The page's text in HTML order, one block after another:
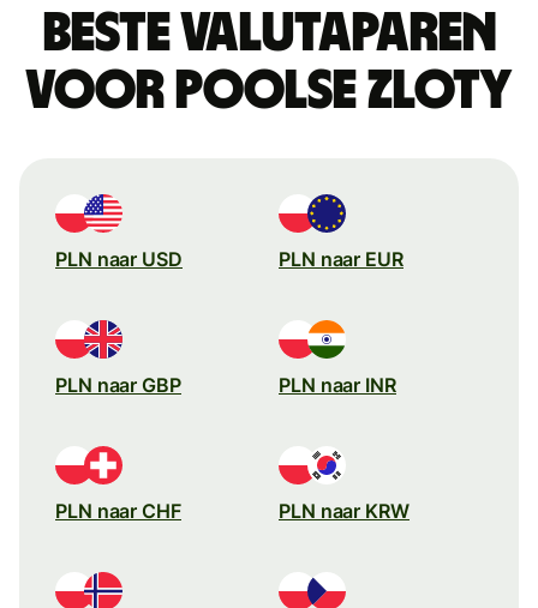
Beste valutaparen
voor Poolse zloty
PLN naar USD PLN naar EUR
PLN naar GBP PLN naar INR
PLN naar CHF PLN naar KRW